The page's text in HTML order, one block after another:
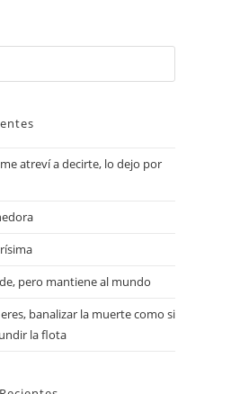
atreví a decirte, lo dejo por
pero mantiene al mundo
banalizar la muerte como si
la flota